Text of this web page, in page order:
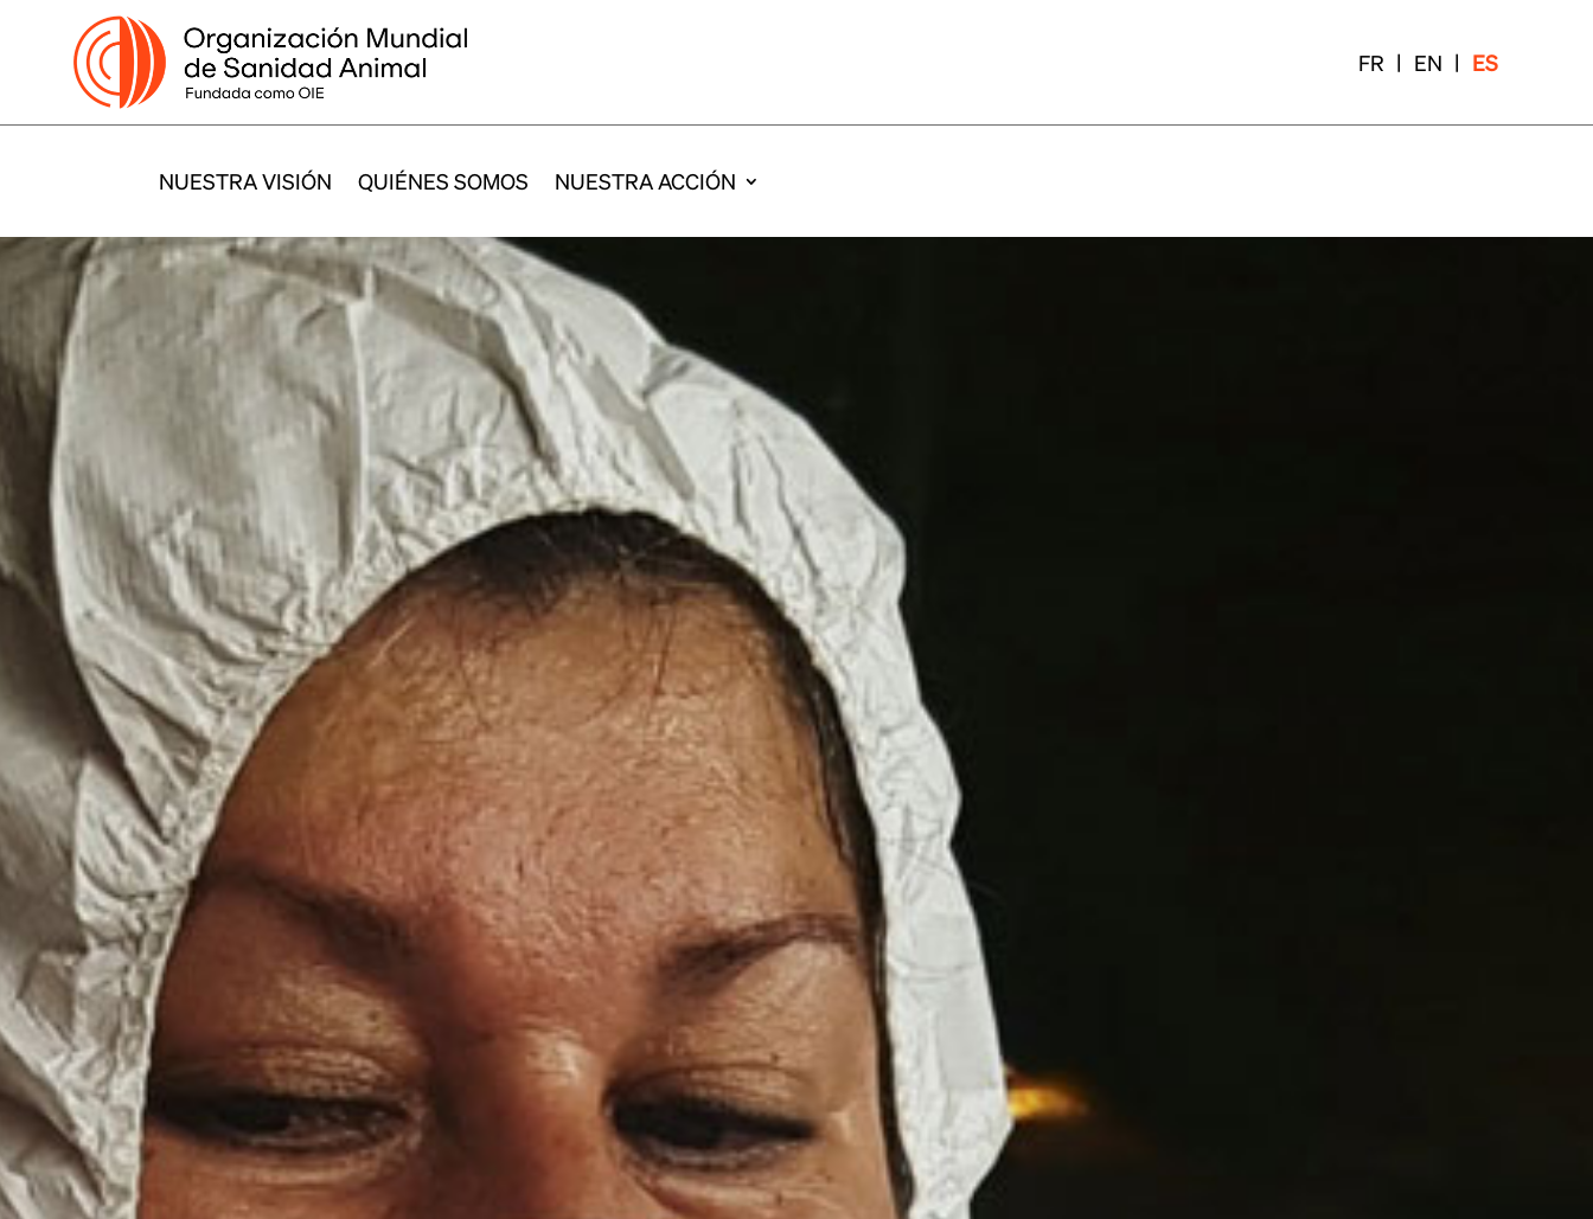
FR EN ES
NUESTRA VISIÓN QUIÉNES SOMOS NUESTRA ACCIÓN